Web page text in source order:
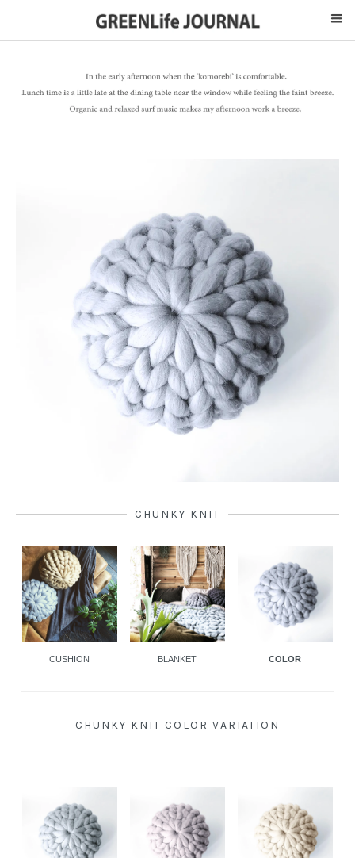
CHUNKY KNIT
CUSHION BLANKET COLOR
CHUNKY KNIT COLOR VARIATION